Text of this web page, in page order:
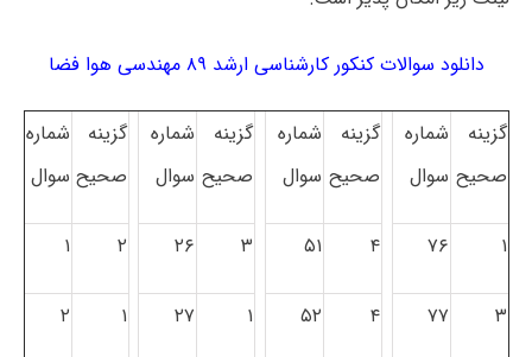
دانلود سوالات کنکور کارشناسی ارشد ۸۹ مهندسی هوا فضا
گزینه
صحیح
شماره
سوال
گزینه
صحیح
شماره
سوال
گزینه
صحیح
شماره
سوال
گزینه
صحیح
شماره
سوال
۱ ۷۶ ۴ ۵۱ ۳ ۲۶ ۲ ۱
۳ ۷۷ ۴ ۵۲ ۱ ۲۷ ۱ ۲